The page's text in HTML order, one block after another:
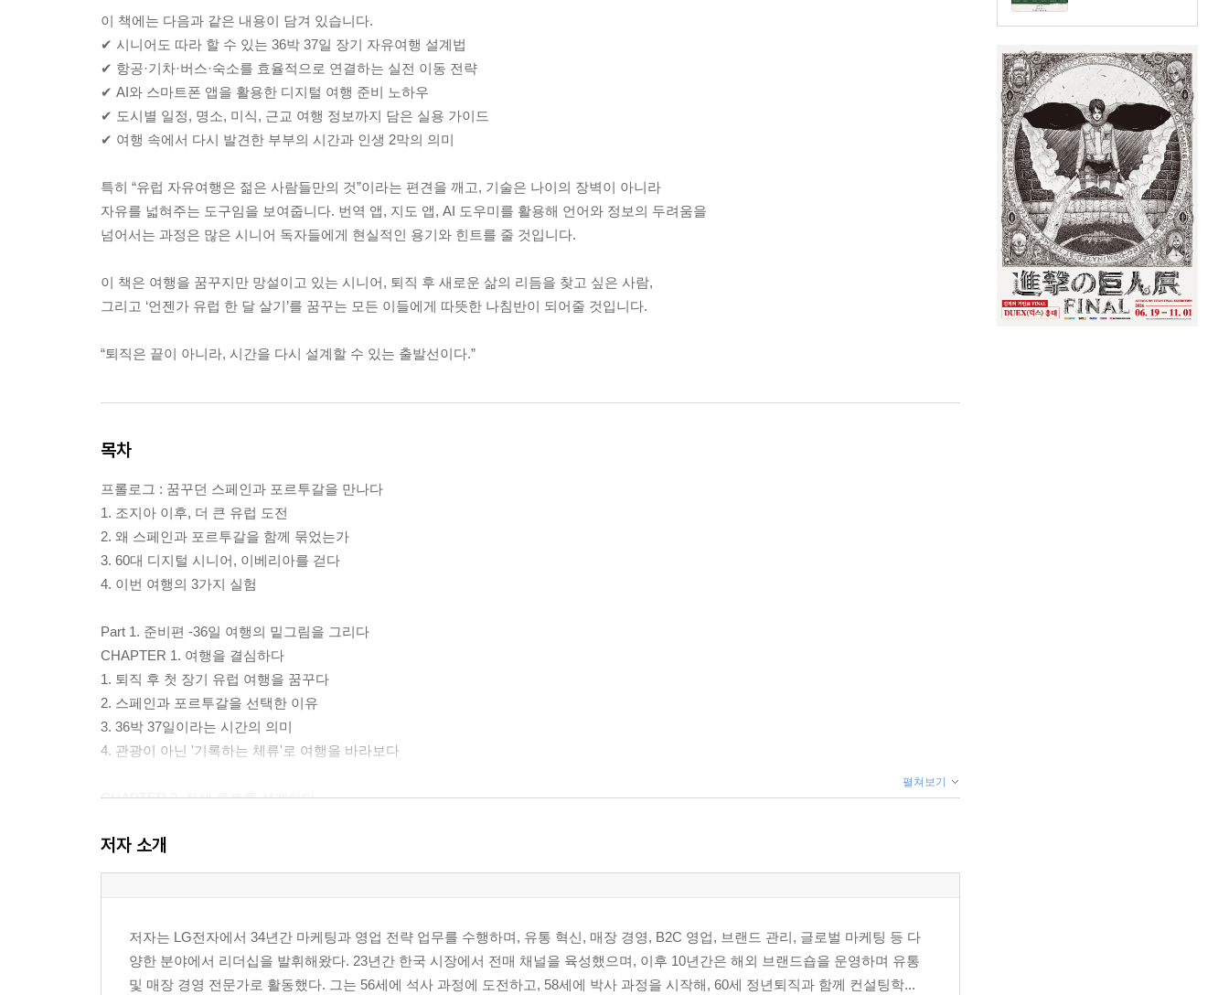
이 책에는 다음과 같은 내용이 담겨 있습니다.
✔ 시니어도 따라 할 수 있는 36박 37일 장기 자유여행 설계법
✔ 항공·기차·버스·숙소를 효율적으로 연결하는 실전 이동 전략
✔ AI와 스마트폰 앱을 활용한 디지털 여행 준비 노하우
✔ 도시별 일정, 명소, 미식, 근교 여행 정보까지 담은 실용 가이드
✔ 여행 속에서 다시 발견한 부부의 시간과 인생 2막의 의미
특히 “유럽 자유여행은 젊은 사람들만의 것”이라는 편견을 깨고, 기술은 나이의 장벽이 아니라
자유를 넓혀주는 도구임을 보여줍니다. 번역 앱, 지도 앱, AI 도우미를 활용해 언어와 정보의 두려움을
넘어서는 과정은 많은 시니어 독자들에게 현실적인 용기와 힌트를 줄 것입니다.
이 책은 여행을 꿈꾸지만 망설이고 있는 시니어, 퇴직 후 새로운 삶의 리듬을 찾고 싶은 사람,
그리고 ‘언젠가 유럽 한 달 살기’를 꿈꾸는 모든 이들에게 따뜻한 나침반이 되어줄 것입니다.
“퇴직은 끝이 아니라, 시간을 다시 설계할 수 있는 출발선이다.”
목차
프롤로그 : 꿈꾸던 스페인과 포르투갈을 만나다
1. 조지아 이후, 더 큰 유럽 도전
2. 왜 스페인과 포르투갈을 함께 묶었는가
3. 60대 디지털 시니어, 이베리아를 걷다
4. 이번 여행의 3가지 실험
Part 1. 준비편 -36일 여행의 밑그림을 그리다
CHAPTER 1. 여행을 결심하다
1. 퇴직 후 첫 장기 유럽 여행을 꿈꾸다
2. 스페인과 포르투갈을 선택한 이유
3. 36박 37일이라는 시간의 의미
4. 관광이 아닌 '기록하는 체류'로 여행을 바라보다
CHAPTER 2. 전체 루트를 설계하다
2. 도시별 체류일수는 어떻게 정했는가
3. 동부 → 포르투갈 → 안달루시아 → 수도의 순환 구조
CHAPTER 3. 교통 전략을 설계하다
1. 장기여행 항공권 예약 원칙
펼쳐보기
저자 소개
저자는 LG전자에서 34년간 마케팅과 영업 전략 업무를 수행하며, 유통 혁신, 매장 경영, B2C 영업, 브랜드 관리, 글로벌 마케팅 등 다
양한 분야에서 리더십을 발휘해왔다. 23년간 한국 시장에서 전매 채널을 육성했으며, 이후 10년간은 해외 브랜드숍을 운영하며 유통
및 매장 경영 전문가로 활동했다. 그는 56세에 석사 과정에 도전하고, 58세에 박사 과정을 시작해, 60세 정년퇴직과 함께 컨설팅학...